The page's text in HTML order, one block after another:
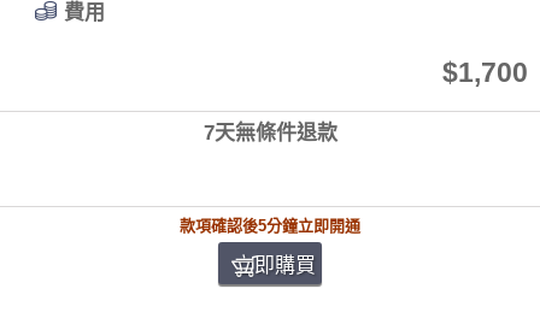
費用
$1,700
7天無條件退款
款項確認後5分鐘立即開通
立即購買